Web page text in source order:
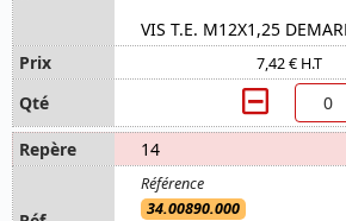
VIS T.E. M12X1,25
7,42 € H.T
14
34.00890.000